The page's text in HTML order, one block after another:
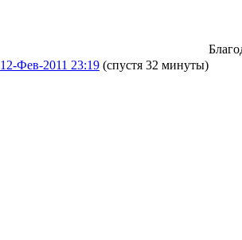
12-Фев-2011 23:19 (спустя 32 минуты)